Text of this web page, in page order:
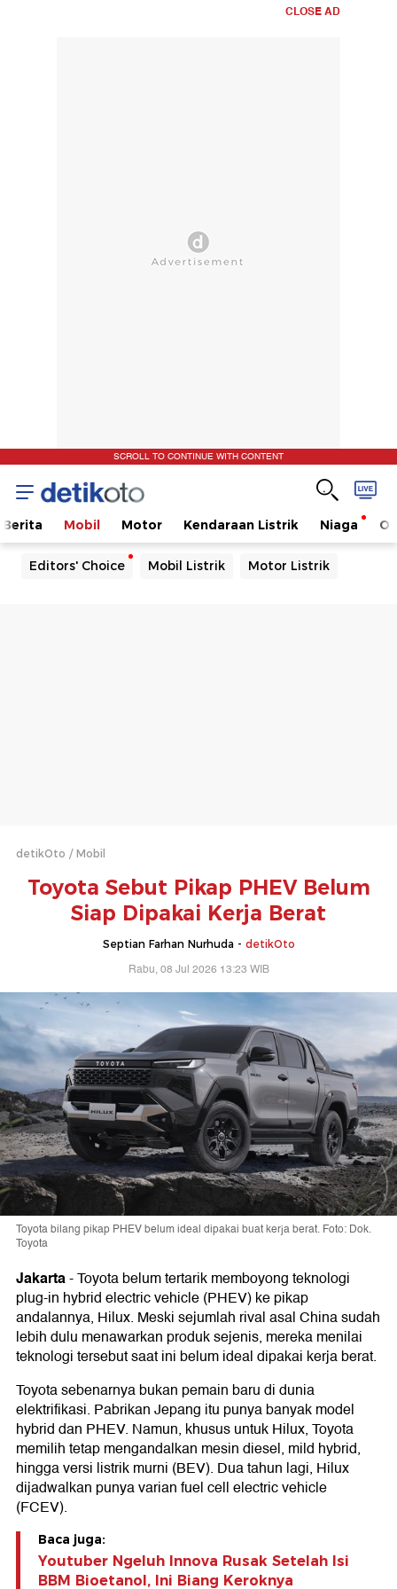
CLOSE AD
SCROLL TO CONTINUE WITH CONTENT
Berita Mobil Motor Kendaraan Listrik Niaga
Editors' Choice Mobil Listrik Motor Listrik
detikOto Mobil
Toyota Sebut Pikap PHEV Belum
Siap Dipakai Kerja Berat
Septian Farhan Nurhuda - detikOto
Rabu, 08 Jul 2026 13:23 WIB
Toyota bilang pikap PHEV belum ideal dipakai buat kerja berat. Foto: Dok.
Toyota
Jakarta-Toyota belum tertarik memboyong teknologi
plug-in hybrid electric vehicle (PHEV) ke pikap
andalannya, Hilux. Meski sejumlah rival asal China sudah
lebih dulu menawarkan produk sejenis, mereka menilai
teknologi tersebut saat ini belum ideal dipakai kerja berat.
Toyota sebenarnya bukan pemain baru di dunia
elektrifikasi. Pabrikan Jepang itu punya banyak model
hybrid dan PHEV. Namun, khusus untuk Hilux, Toyota
memilih tetap mengandalkan mesin diesel, mild hybrid,
hingga versi listrik murni (BEV). Dua tahun lagi, Hilux
dijadwalkan punya varian fuel cell electric vehicle
(FCEV).
Baca juga:
Youtuber Ngeluh Innova Rusak Setelah Isi
BBM Bioetanol, Ini Biang Keroknya